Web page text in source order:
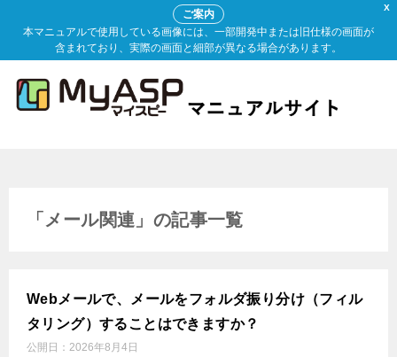
X
ご案内
本マニュアルで使用している画像には、一部開発中または旧仕様の画面が
含まれており、実際の画面と細部が異なる場合があります。
「メール関連」の記事一覧
Webメールで、メールをフォルダ振り分け（フィル
タリング）することはできますか？
公開日： 2026年8月4日